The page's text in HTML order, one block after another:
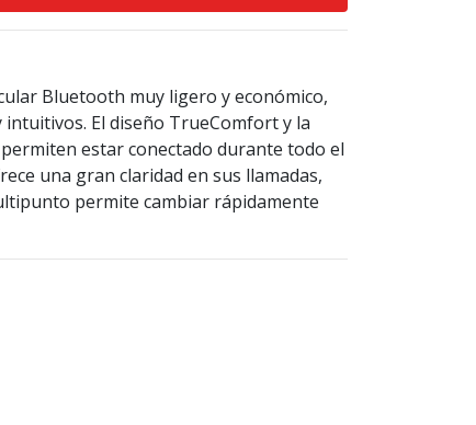
Bluetooth muy ligero y económico,
El diseño TrueComfort y la
estar conectado durante todo el
una gran claridad en sus llamadas,
permite cambiar rápidamente